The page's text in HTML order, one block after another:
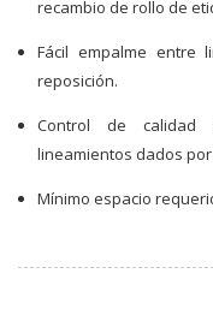
recambio de rollo de
Fácil empalme entre
reposición.
Control de calidad
lineamientos dados por
Mínimo espacio